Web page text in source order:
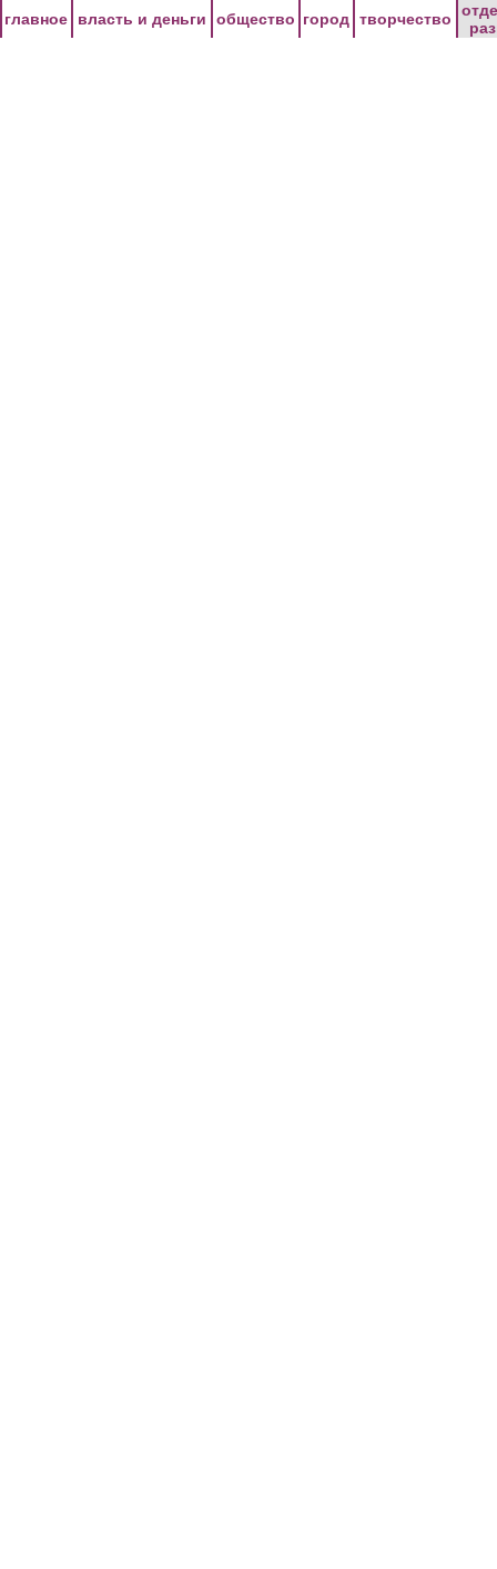
главное власть и деньги общество город творчество